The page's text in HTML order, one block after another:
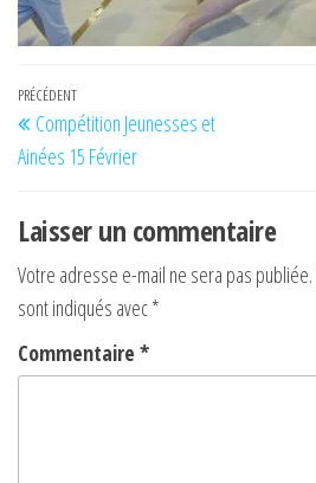
Navigation
de
l’article
Article
précédent
PRÉCÉDENT
Compétition Jeunesses et
Ainées 15 Février
Laisser un commentaire
Votre adresse e-mail ne sera pas publiée.
sont indiqués avec*
Commentaire *